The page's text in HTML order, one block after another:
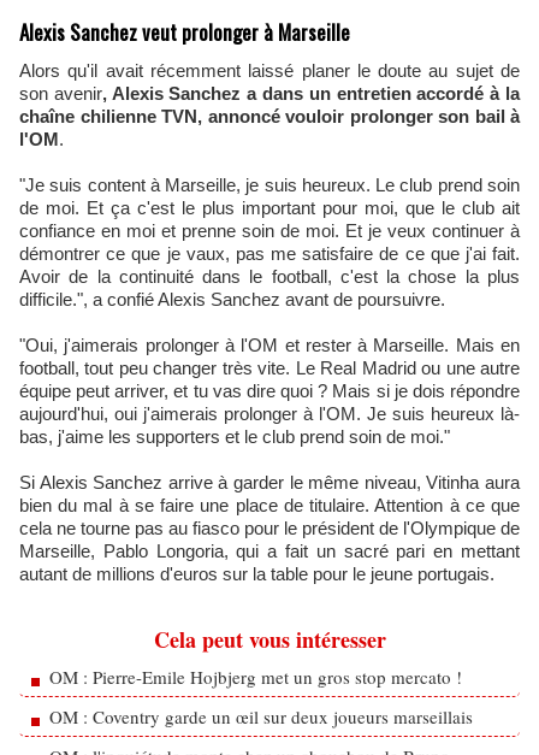
Alexis Sanchez veut prolonger à Marseille
Alors qu'il avait récemment laissé planer le doute au sujet de
son avenir, Alexis Sanchez a dans un entretien accordé à la
chaîne chilienne TVN, annoncé vouloir prolonger son bail à
l'OM.
"Je suis content à Marseille, je suis heureux. Le club prend soin
de moi. Et ça c'est le plus important pour moi, que le club ait
confiance en moi et prenne soin de moi. Et je veux continuer à
démontrer ce que je vaux, pas me satisfaire de ce que j'ai fait.
Avoir de la continuité dans le football, c'est la chose la plus
difficile.", a confié Alexis Sanchez avant de poursuivre.
"Oui, j'aimerais prolonger à l'OM et rester à Marseille. Mais en
football, tout peu changer très vite. Le Real Madrid ou une autre
équipe peut arriver, et tu vas dire quoi ? Mais si je dois répondre
aujourd'hui, oui j'aimerais prolonger à l'OM. Je suis heureux là-
bas, j'aime les supporters et le club prend soin de moi."
Si Alexis Sanchez arrive à garder le même niveau, Vitinha aura
bien du mal à se faire une place de titulaire. Attention à ce que
cela ne tourne pas au fiasco pour le président de l'Olympique de
Marseille, Pablo Longoria, qui a fait un sacré pari en mettant
autant de millions d'euros sur la table pour le jeune portugais.
Cela peut vous intéresser
OM : Pierre-Emile Hojbjerg met un gros stop mercato !
OM : Coventry garde un œil sur deux joueurs marseillais